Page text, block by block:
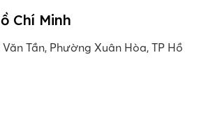
Chí Minh
Tần, Phường Xuân Hòa, TP Hồ